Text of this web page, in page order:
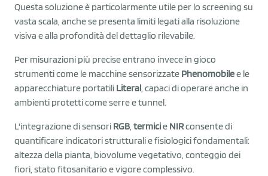
Questa soluzione è particolarmente utile per lo screening su
vasta scala, anche se presenta limiti legati alla risoluzione
visiva e alla profondità del dettaglio rilevabile.
Per misurazioni più precise entrano invece in gioco
strumenti come le macchine sensorizzate Phenomobilee le
apparecchiature portatili Literal , capaci di operare anche in
ambienti protetti come serre e tunnel.
L'integrazione di sensori RGB termicie NIRconsente di
quantificare indicatori strutturali e fisiologici fondamentali:
altezza della pianta, biovolume vegetativo, conteggio dei
fiori, stato fitosanitario e vigore complessivo.